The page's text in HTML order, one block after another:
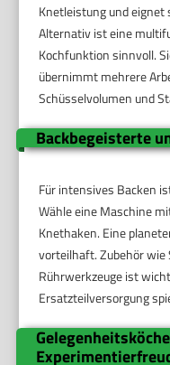
Knetleistung und eignet
Alternativ ist eine
Kochfunktion sinnvoll.
übernimmt mehrere
Schüsselvolumen und
Backbegeisterte
Für intensives Backen
Wähle eine Maschine
Knethaken. Eine
vorteilhaft. Zubehör wie
Rührwerkzeuge ist
Ersatzteilversorgung